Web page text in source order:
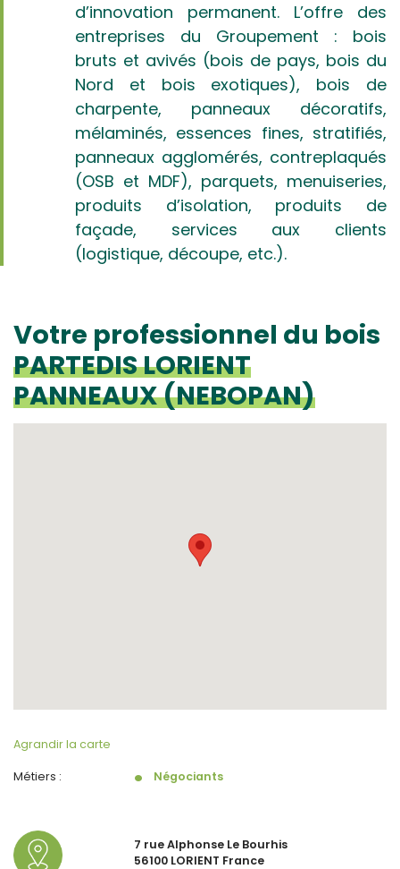
d’innovation permanent. L’offre des
entreprises du Groupement : bois
bruts et avivés (bois de pays, bois du
Nord et bois exotiques), bois de
charpente, panneaux décoratifs,
mélaminés, essences fines, stratifiés,
panneaux agglomérés, contreplaqués
(OSB et MDF), parquets, menuiseries,
produits d’isolation, produits de
façade, services aux clients
(logistique, découpe, etc.).
Votre professionnel du bois
PARTEDIS LORIENT
PANNEAUX (NEBOPAN)
Agrandir la carte
Métiers : Négociants
7 rue Alphonse Le Bourhis
56100 LORIENT France